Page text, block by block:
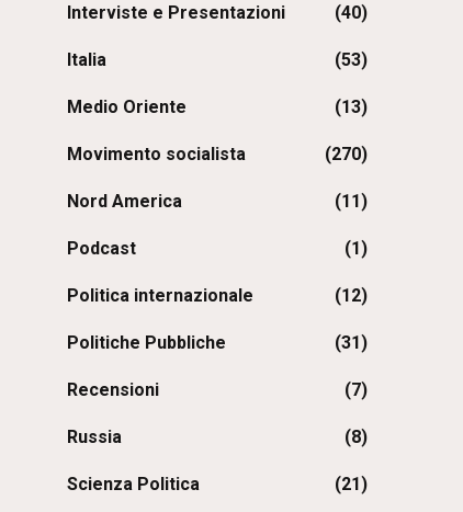
Interviste e Presentazioni (40)
Italia (53)
Medio Oriente (13)
Movimento socialista (270)
Nord America (11)
Podcast (1)
Politica internazionale (12)
Politiche Pubbliche (31)
Recensioni (7)
Russia (8)
Scienza Politica (21)